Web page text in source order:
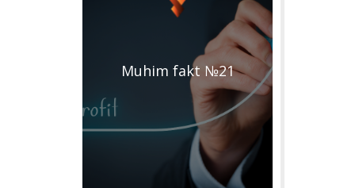
Muhim fakt №21